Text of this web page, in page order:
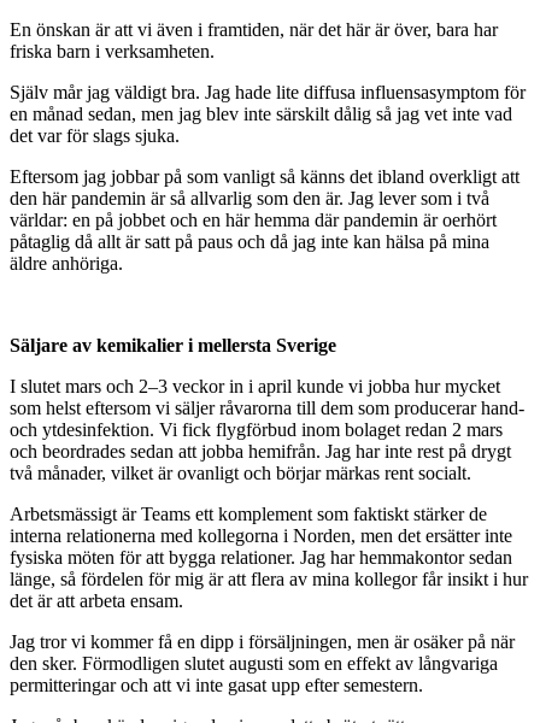
En önskan är att vi även i framtiden, när det här är över, bara har
friska barn i verksamheten.
Själv mår jag väldigt bra. Jag hade lite diffusa influensasymptom för
en månad sedan, men jag blev inte särskilt dålig så jag vet inte vad
det var för slags sjuka.
Eftersom jag jobbar på som vanligt så känns det ibland overkligt att
den här pandemin är så allvarlig som den är. Jag lever som i två
världar: en på jobbet och en här hemma där pandemin är oerhört
påtaglig då allt är satt på paus och då jag inte kan hälsa på mina
äldre anhöriga.
Säljare av kemikalier i mellersta Sverige
I slutet mars och 2–3 veckor in i april kunde vi jobba hur mycket
som helst eftersom vi säljer råvarorna till dem som producerar hand-
och ytdesinfektion. Vi fick flygförbud inom bolaget redan 2 mars
och beordrades sedan att jobba hemifrån. Jag har inte rest på drygt
två månader, vilket är ovanligt och börjar märkas rent socialt.
Arbetsmässigt är Teams ett komplement som faktiskt stärker de
interna relationerna med kollegorna i Norden, men det ersätter inte
fysiska möten för att bygga relationer. Jag har hemmakontor sedan
länge, så fördelen för mig är att flera av mina kollegor får insikt i hur
det är att arbeta ensam.
Jag tror vi kommer få en dipp i försäljningen, men är osäker på när
den sker. Förmodligen slutet augusti som en effekt av långvariga
permitteringar och att vi inte gasat upp efter semestern.